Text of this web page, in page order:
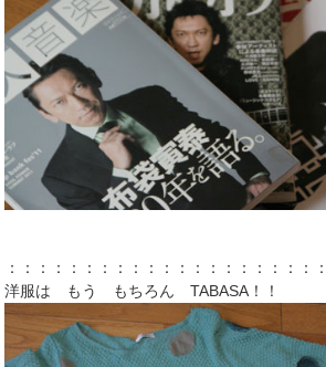
：：：：：：：：：：：：：：：：：：：：
洋服は もう もちろん TABASA！！